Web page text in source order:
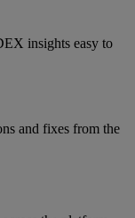
insights easy to
and fixes from the